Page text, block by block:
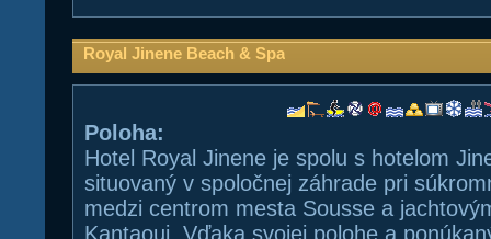
Royal Jinene Beach & Spa
Poloha:
Hotel Royal Jinene je spolu s hotelom
situovaný v spoločnej záhrade pri
medzi centrom mesta Sousse a
Kantaoui. Vďaka svojej polohe a